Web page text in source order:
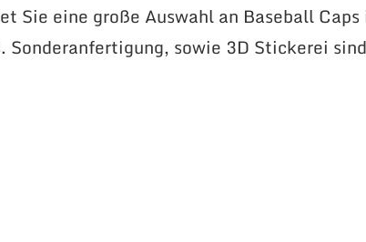
Sie eine große Auswahl an Baseball Caps
Sonderanfertigung, sowie 3D Stickerei sind